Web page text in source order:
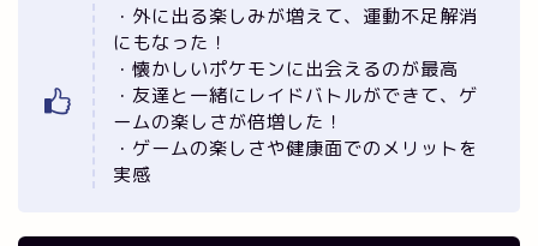
・外に出る楽しみが増えて、運動不足解消
にもなった！
・懐かしいポケモンに出会えるのが最高
・友達と一緒にレイドバトルができて、ゲ
ームの楽しさが倍増した！
・ゲームの楽しさや健康面でのメリットを
実感